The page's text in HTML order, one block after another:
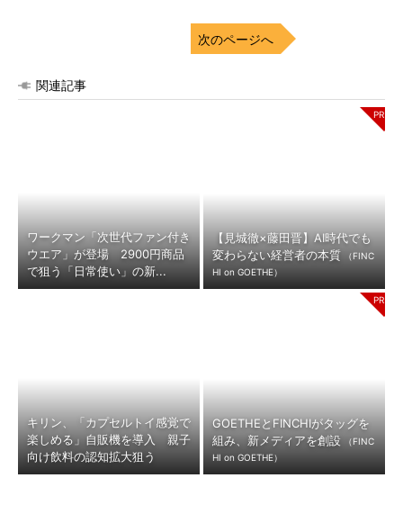
次のページへ
関連記事
ワークマン「次世代ファン付き
ウエア」が登場 2900円商品
で狙う「日常使い」の新...
【見城徹×藤田晋】AI時代でも
変わらない経営者の本質
（FINC
HI on GOETHE）
キリン、「カプセルトイ感覚で
楽しめる」自販機を導入 親子
向け飲料の認知拡大狙う
GOETHEとFINCHIがタッグを
組み、新メディアを創設
（FINC
HI on GOETHE）